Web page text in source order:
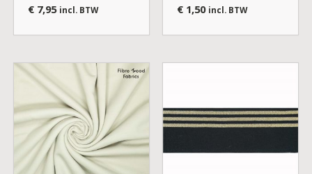
€7,95 incl. BTW €1,50 incl. BTW